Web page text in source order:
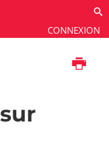
CONNEXION
Imprimer